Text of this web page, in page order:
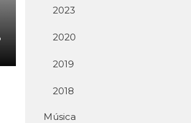
2023
2020
2019
2018
Música